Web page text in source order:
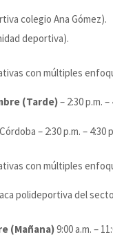
colegio Ana Gómez).
deportiva).
con múltiples
(Tarde)– 2:30 p.m. –
– 2:30 p.m. – 4:30
con múltiples
polideportiva del
(Mañana)9:00 a.m. –